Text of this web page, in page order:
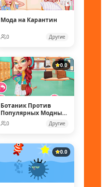
Мода на Карантин
0 Другие
0.0
Ботаник Против
Популярных Модных
Кукол
0 Другие
0.0